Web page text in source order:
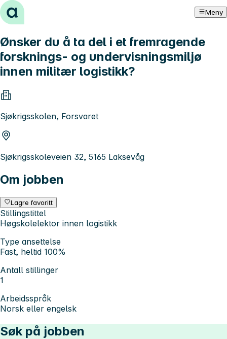
Hopp til innhold Meny
Ønsker du å ta del i et fremragende
forsknings- og undervisningsmiljø
innen militær logistikk?
Sjøkrigsskolen, Forsvaret
Sjøkrigsskoleveien 32, 5165 Laksevåg
Om jobben
Lagre favoritt
Stillingstittel
Høgskolelektor innen logistikk
Type ansettelse
Fast, heltid 100%
Antall stillinger
1
Arbeidsspråk
Norsk eller engelsk
Søk på jobben